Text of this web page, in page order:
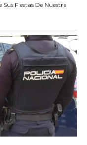
Fiestas De Nuestra